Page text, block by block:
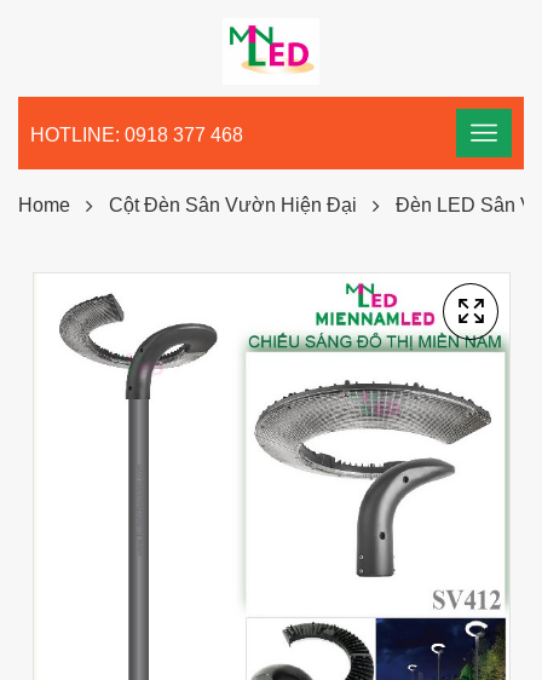
HOTLINE: 0918 377 468
Home Cột Đèn Sân Vườn Hiện Đại Đèn LED Sân